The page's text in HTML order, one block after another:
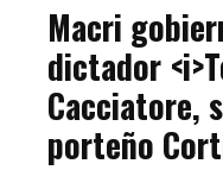
Macri
dictador
Cacciatore,
porteño